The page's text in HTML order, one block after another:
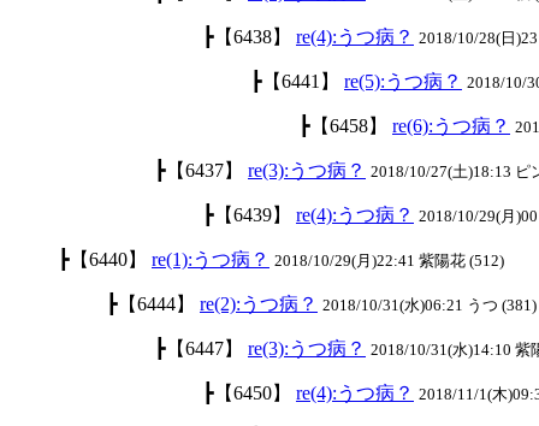
┣【6438】 re(4):うつ病？ 2018/10/28(日
┣【6441】 re(5):うつ病？ 2018/10/
┣【6458】 re(6):うつ病？
┣【6437】 re(3):うつ病？ 2018/10/27(土)18:13 ピ
┣【6439】 re(4):うつ病？ 2018/10/29(月
┣【6440】 re(1):うつ病？ 2018/10/29(月)22:41 紫陽花 (512)
┣【6444】 re(2):うつ病？ 2018/10/31(水)06:21 うつ (381)
┣【6447】 re(3):うつ病？ 2018/10/31(水)14:10 紫
┣【6450】 re(4):うつ病？ 2018/11/1(木